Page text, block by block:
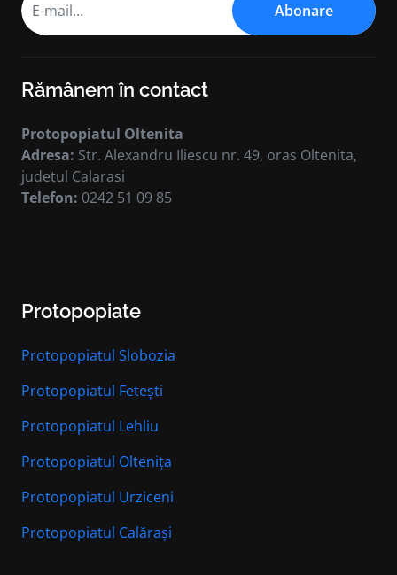
Abonare
Rămânem în contact
Protopopiatul Oltenita
Adresa: Str. Alexandru Iliescu nr. 49, oras Oltenita,
judetul Calarasi
Telefon: 0242 51 09 85
Protopopiate
Protopopiatul Slobozia
Protopopiatul Fetești
Protopopiatul Lehliu
Protopopiatul Oltenița
Protopopiatul Urziceni
Protopopiatul Calărași